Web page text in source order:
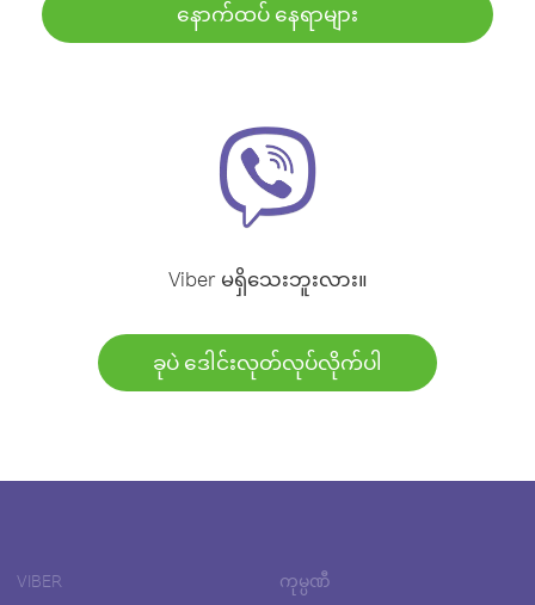
နောက်ထပ် နေရာများ
Viber မရှိသေးဘူးလား။
ခုပဲ ဒေါင်းလုတ်လုပ်လိုက်ပါ
VIBER ကုမ္ပဏီ